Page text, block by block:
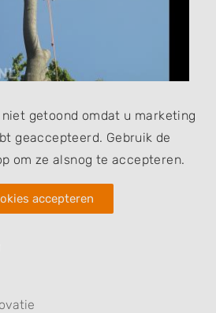
getoond omdat u marketing
geaccepteerd. Gebruik de
om ze alsnog te accepteren.
accepteren